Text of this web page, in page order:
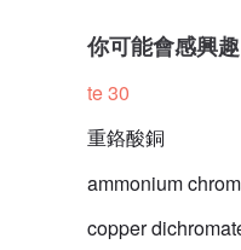
你可能會感興趣
te 30
重鉻酸銅
ammonium
copper